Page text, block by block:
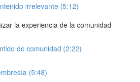
irrelevante (5:12)
la experiencia de la comunidad
de comunidad (2:22)
(5:48)